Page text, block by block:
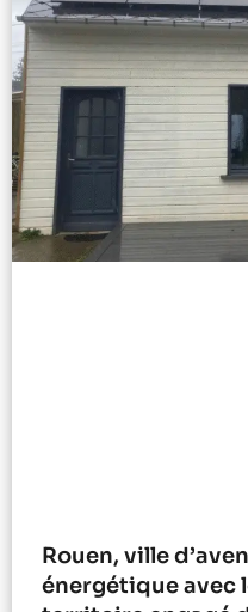
Rouen, ville
énergétique avec